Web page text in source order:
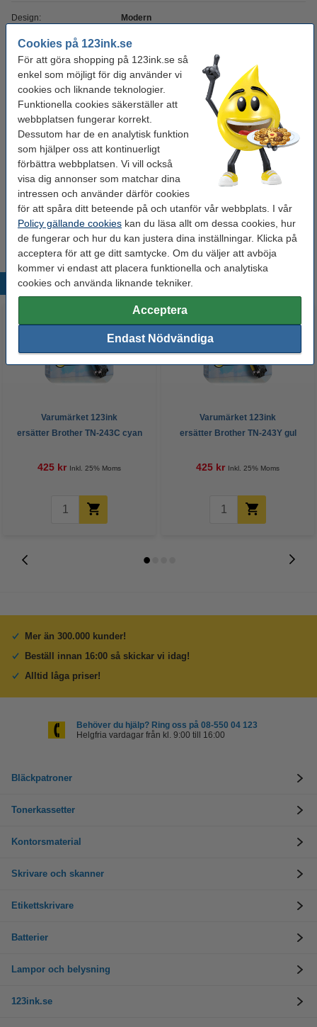
Cookies på 123ink.se
För att göra shopping på 123ink.se så
enkel som möjligt för dig använder vi
cookies och liknande teknologier.
Funktionella cookies säkerställer att
webbplatsen fungerar korrekt.
Dessutom har de en analytisk funktion
som hjälper oss att kontinuerligt
förbättra webbplatsen. Vi vill också
visa dig annonser som matchar dina
intressen och använder därför cookies
för att spåra ditt beteende på och utanför vår webbplats. I vår
Policy gällande cookies kan du läsa allt om dessa cookies, hur
de fungerar och hur du kan justera dina inställningar. Klicka på
acceptera för att ge ditt samtycke. Om du väljer att avböja
kommer vi endast att placera funktionella och analytiska
cookies och använda liknande tekniker.
Acceptera
Endast Nödvändiga
Design: Modern
Typ: Ytmonterad spotlight
Material: aluminium
Färg: svart
Mått: 95 x 125 mm
Säkerhetsnivå: IP20
Antal lampor: 1
Extra information
Manual
Populära produkter
Varumärket 123ink
ersätter Brother TN-243C cyan
425 kr Inkl. 25% Moms
Varumärket 123ink
ersätter Brother TN-243Y gul
425 kr Inkl. 25% Moms
Mer än 300.000 kunder!
Beställ innan 16:00 så skickar vi idag!
Alltid låga priser!
Behöver du hjälp? Ring oss på 08-550 04 123
Helgfria vardagar från kl. 9:00 till 16:00
Bläckpatroner
Tonerkassetter
Kontorsmaterial
Skrivare och skanner
Etikettskrivare
Batterier
Lampor och belysning
123ink.se